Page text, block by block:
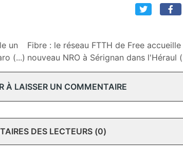
un
(...)
Fibre : le réseau FTTH de Free accueille
nouveau NRO à Sérignan dans l'Héraul
À LAISSER UN COMMENTAIRE
DES LECTEURS (0)